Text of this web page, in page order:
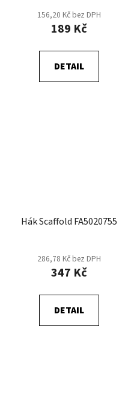
156,20 Kč bez DPH
189 Kč
DETAIL
Hák Scaffold FA5020755
286,78 Kč bez DPH
347 Kč
DETAIL